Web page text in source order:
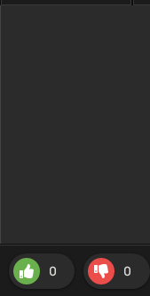
0 0